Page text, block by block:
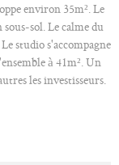
environ 35m². Le
sous-sol. Le calme du
studio s'accompagne
à 41m². Un
les investisseurs.